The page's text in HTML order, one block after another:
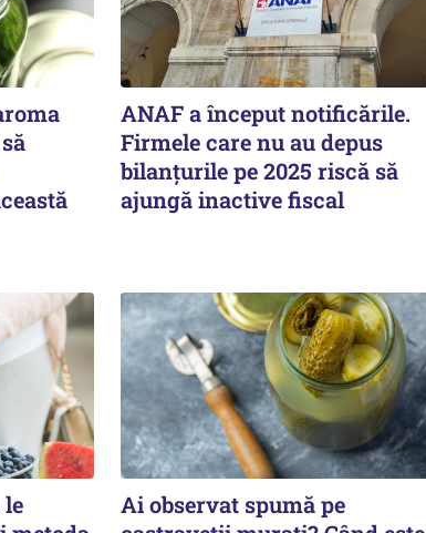
ANAF a început notificările.
Firmele care nu au depus
bilanțurile pe 2025 riscă să
ajungă inactive fiscal
Ai observat spumă pe